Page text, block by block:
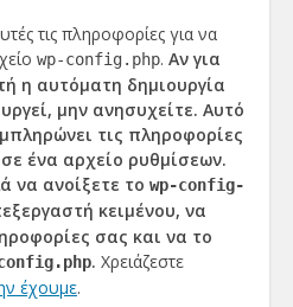
τις πληροφορίες για να
wp-config.php. Αν για
η αυτόματη δημιουργία
μην ανησυχείτε. Αυτό
τις πληροφορίες
ένα αρχείο ρυθμίσεων.
να ανοίξετε το wp-config-
κειμένου, να
σας και να το
. Χρειάζεστε
έχουμε.